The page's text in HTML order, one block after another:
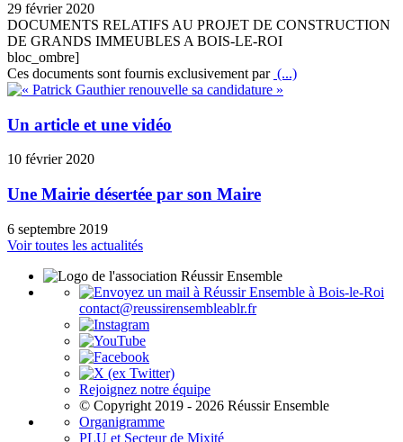
29 février 2020
DOCUMENTS RELATIFS AU PROJET DE CONSTRUCTION
DE GRANDS IMMEUBLES A BOIS-LE-ROI
bloc_ombre]
Ces documents sont fournis exclusivement par (...)
Un article et une vidéo
10 février 2020
Une Mairie désertée par son Maire
6 septembre 2019
Voir toutes les actualités
contact@reussirensembleablr.fr
Rejoignez notre équipe
© Copyright 2019 - 2026 Réussir Ensemble
Organigramme
PLU et Secteur de Mixité